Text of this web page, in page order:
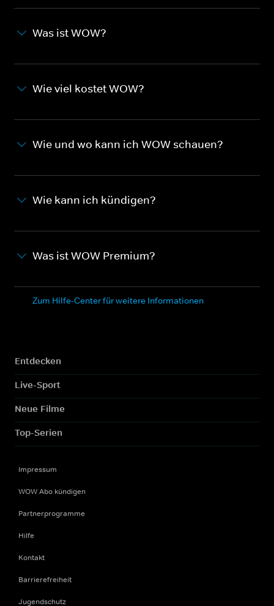
Was ist WOW?
Wie viel kostet WOW?
Wie und wo kann ich WOW schauen?
Wie kann ich kündigen?
Was ist WOW Premium?
Zum Hilfe-Center für weitere Informationen
Entdecken
Live-Sport
Neue Filme
Top-Serien
Impressum
WOW Abo kündigen
Partnerprogramme
Hilfe
Kontakt
Barrierefreiheit
Jugendschutz